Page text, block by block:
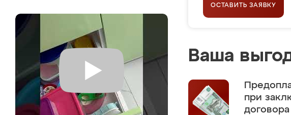
ОСТАВИТЬ ЗАЯВКУ
Ваша
при
договора